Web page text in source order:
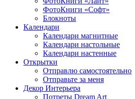
ФотоКниги «Софт»
Блокноты
Календари
Календари магнитные
Календари настольные
Календари настенные
Открытки
Отправлю самостоятельно
Отправьте за меня
Декор Интерьера
Потреты Dream Art